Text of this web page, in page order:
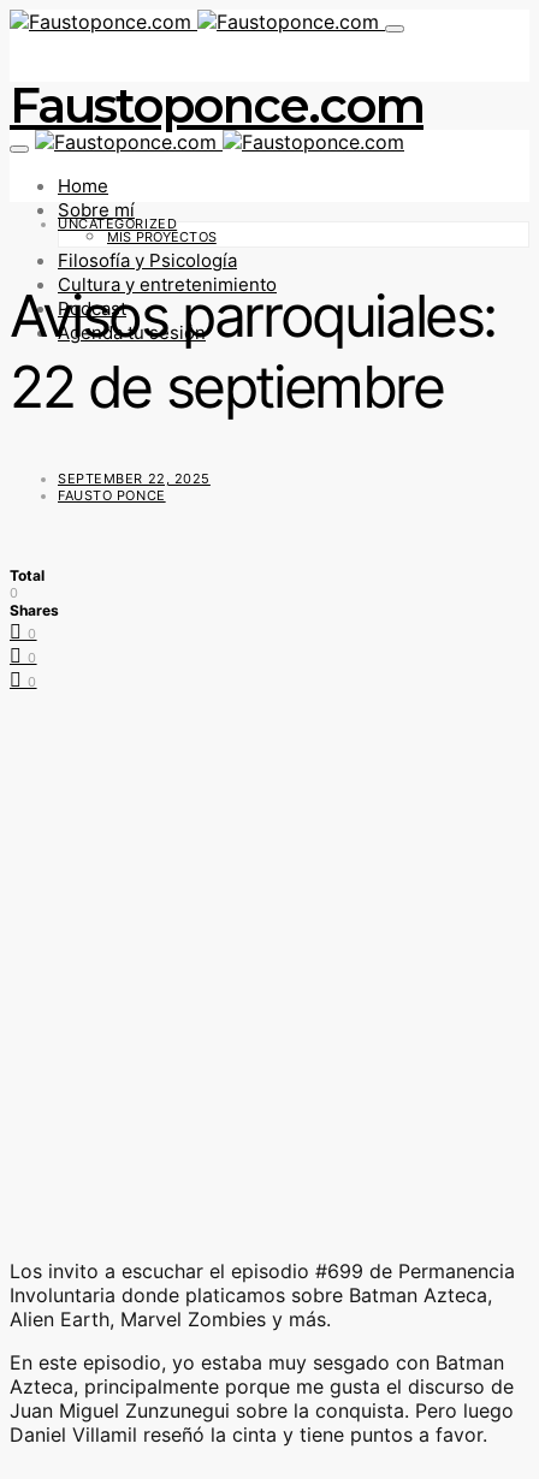
Faustoponce.com
Home
Sobre mí
MIS PROYECTOS
Filosofía y Psicología
Cultura y entretenimiento
Podcast
Agenda tu sesión
UNCATEGORIZED
Avisos parroquiales:
22 de septiembre
SEPTEMBER 22, 2025
FAUSTO PONCE
Total
0
Shares
0
0
0
Los invito a escuchar el episodio #699 de Permanencia
Involuntaria donde platicamos sobre Batman Azteca,
Alien Earth, Marvel Zombies y más.
En este episodio, yo estaba muy sesgado con Batman
Azteca, principalmente porque me gusta el discurso de
Juan Miguel Zunzunegui sobre la conquista. Pero luego
Daniel Villamil reseñó la cinta y tiene puntos a favor.